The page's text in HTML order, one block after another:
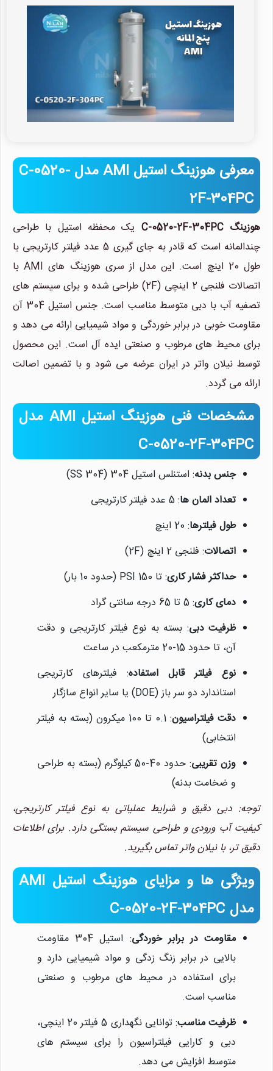
معرفی هوزینگ استیل AMI مدل C-0520-
2F-304PC
هوزینگ C-0520-2F-304PC
یک محفظه استیل با طراحی
چندالمانه است که قادر به جای گیری 5 عدد فیلتر کارتریجی با
طول 20 اینچ است. این مدل از سری هوزینگ های AMI با
اتصالات فلنجی 2 اینچی (2F) طراحی شده و برای سیستم های
تصفیه آب با دبی متوسط مناسب است. جنس استیل 304 آن
مقاومت خوبی در برابر خوردگی و مواد شیمیایی ارائه می دهد و
برای محیط های مرطوب و صنعتی ایده آل است. این محصول
توسط نیلان واتر در ایران عرضه می شود و با تضمین اصالت
ارائه می گردد.
مشخصات فنی هوزینگ استیل AMI مدل
C-0520-2F-304PC
جنس بدنه: استنلس استیل 304 (SS 304)
تعداد المان ها: 5 عدد فیلتر کارتریجی
طول فیلترها: 20 اینچ
اتصالات: فلنجی 2 اینچ (2F)
حداکثر فشار کاری: تا 150 PSI (حدود 10 بار)
دمای کاری: 5 تا 65 درجه سانتی گراد
ظرفیت دبی: بسته به نوع فیلتر کارتریجی و دقت
آن، تا حدود 15-20 مترمکعب در ساعت
نوع فیلتر قابل استفاده: فیلترهای کارتریجی
استاندارد دو سر باز (DOE) یا سایر انواع سازگار
دقت فیلتراسیون
: 0.1 تا 100 میکرون (بسته به فیلتر
انتخابی)
وزن تقریبی
: حدود 40-50 کیلوگرم (بسته به طراحی
و ضخامت بدنه)
توجه: دبی دقیق و شرایط عملیاتی به نوع فیلتر کارتریجی،
کیفیت آب ورودی و طراحی سیستم بستگی دارد. برای اطلاعات
دقیق تر، با نیلان واتر تماس بگیرید.
ویژگی ها و مزایای هوزینگ استیل AMI
مدل C-0520-2F-304PC
مقاومت در برابر خوردگی
: استیل 304 مقاومت
بالایی در برابر زنگ زدگی و مواد شیمیایی دارد و
برای استفاده در محیط های مرطوب و صنعتی
مناسب است.
ظرفیت مناسب
: توانایی نگهداری 5 فیلتر 20 اینچی،
دبی و کارایی فیلتراسیون را برای سیستم های
متوسط افزایش می دهد.
نیلان واتر
معمولا در لحظه پاسخگوی شما